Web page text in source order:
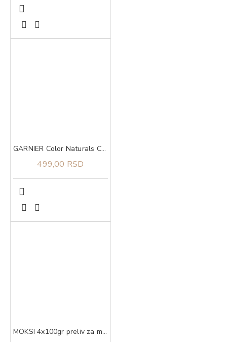
GARNIER Color Naturals Creme Boja za kosu SE CEN 111
499,00 RSD
MOKSI 4x100gr preliv za mačke kitten piletina u sosu